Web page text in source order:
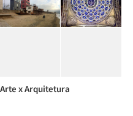
Arte x Arquitetura